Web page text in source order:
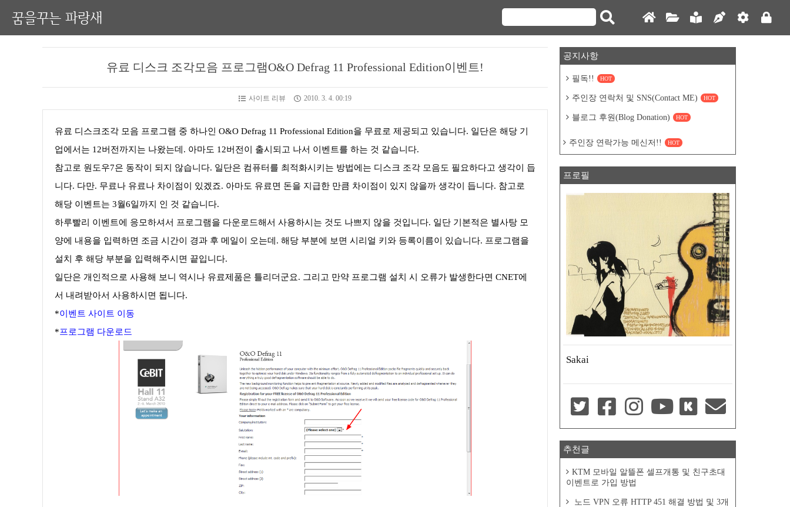
꿈을꾸는 파랑새
유료 디스크 조각모음 프로그램O&O Defrag 11 Professional Edition이벤트!
사이트 리뷰 2010. 3. 4. 00:19
유료 디스크조각 모음 프로그램 중 하나인 O&O Defrag 11 Professional Edition을 무료로 제공되고 있습니다. 일단은 해당 기
업에서는 12버전까지는 나왔는데. 아마도 12버전이 출시되고 나서 이벤트를 하는 것 같습니다.
참고로 원도우7은 동작이 되지 않습니다. 일단은 컴퓨터를 최적화시키는 방법에는 디스크 조각 모음도 필요하다고 생각이 듭
니다. 다만. 무료나 유료나 차이점이 있겠죠. 아마도 유료면 돈을 지급한 만큼 차이점이 있지 않을까 생각이 듭니다. 참고로
해당 이벤트는 3월6일까지 인 것 같습니다.
하루빨리 이벤트에 응모하셔서 프로그램을 다운로드해서 사용하시는 것도 나쁘지 않을 것입니다. 일단 기본적은 별사탕 모
양에 내용을 입력하면 조금 시간이 경과 후 메일이 오는데. 해당 부분에 보면 시리얼 키와 등록이름이 있습니다. 프로그램을
설치 후 해당 부분을 입력해주시면 끝입니다.
일단은 개인적으로 사용해 보니 역시나 유료제품은 틀리더군요. 그리고 만약 프로그램 설치 시 오류가 발생한다면 CNET에
서 내려받아서 사용하시면 됩니다.
*이벤트 사이트 이동
*프로그램 다운로드
공지사항
필독!! HOT
주인장 연락처 및 SNS(Contact ME) HOT
블로그 후원(Blog Donation) HOT
주인장 연락가능 메신저!! HOT
프로필
Sakai
추천글
KTM 모바일 알뜰폰 셀프개통 및 친구초대
이벤트로 가입 방법
노드 VPN 오류 HTTP 451 해결 방법 및 3개